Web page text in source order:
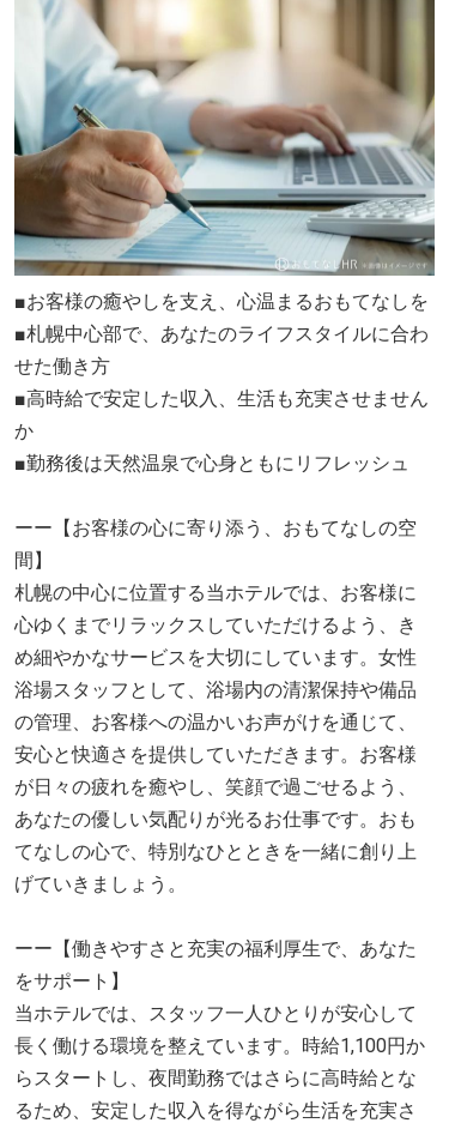
■お客様の癒やしを支え、心温まるおもてなしを
■札幌中心部で、あなたのライフスタイルに合わ
せた働き方
■高時給で安定した収入、生活も充実させません
か
■勤務後は天然温泉で心身ともにリフレッシュ
ーー【お客様の心に寄り添う、おもてなしの空
間】
札幌の中心に位置する当ホテルでは、お客様に
心ゆくまでリラックスしていただけるよう、き
め細やかなサービスを大切にしています。女性
浴場スタッフとして、浴場内の清潔保持や備品
の管理、お客様への温かいお声がけを通じて、
安心と快適さを提供していただきます。お客様
が日々の疲れを癒やし、笑顔で過ごせるよう、
あなたの優しい気配りが光るお仕事です。おも
てなしの心で、特別なひとときを一緒に創り上
げていきましょう。
ーー【働きやすさと充実の福利厚生で、あなた
をサポート】
当ホテルでは、スタッフ一人ひとりが安心して
長く働ける環境を整えています。時給1,100円か
らスタートし、夜間勤務ではさらに高時給とな
るため、安定した収入を得ながら生活を充実さ